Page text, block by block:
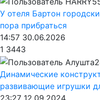
У отеля Бартон
пора прибраться
14:57 30.06.2026
1 3443
Динамические
развивающие игрушки
23:27 12.09.2024